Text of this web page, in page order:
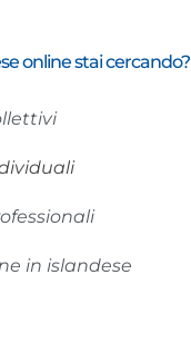
online stai cercando?
in islandese